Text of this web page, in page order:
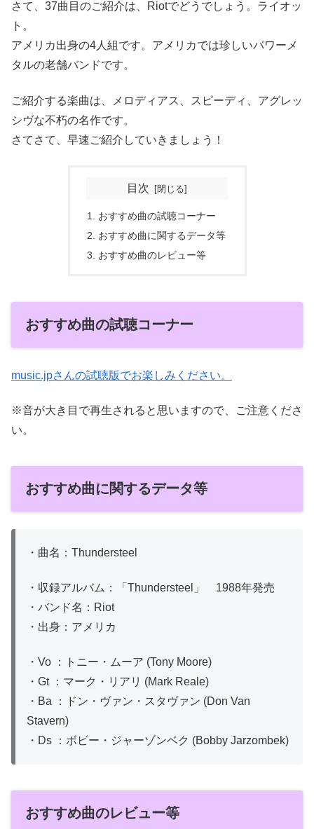
さて、37曲目のご紹介は、Riotでどうでしょう。ライオッ
ト。
アメリカ出身の4人組です。アメリカでは珍しいパワーメ
タルの老舗バンドです。
ご紹介する楽曲は、メロディアス、スピーディ、アグレッ
シヴな不朽の名作です。
さてさて、早速ご紹介していきましょう！
目次
おすすめ曲の試聴コーナー
おすすめ曲に関するデータ等
おすすめ曲のレビュー等
おすすめ曲の試聴コーナー
music.jpさんの試聴版でお楽しみください。
※音が大き目で再生されると思いますので、ご注意くださ
い。
おすすめ曲に関するデータ等
・曲名：Thundersteel
・収録アルバム：「Thundersteel」 1988年発売
・バンド名：Riot
・出身：アメリカ
・Vo ：トニー・ムーア (Tony Moore)
・Gt ：マーク・リアリ (Mark Reale)
・Ba ：ドン・ヴァン・スタヴァン (Don Van
Stavern)
・Ds ：ボビー・ジャーゾンベク (Bobby Jarzombek)
おすすめ曲のレビュー等